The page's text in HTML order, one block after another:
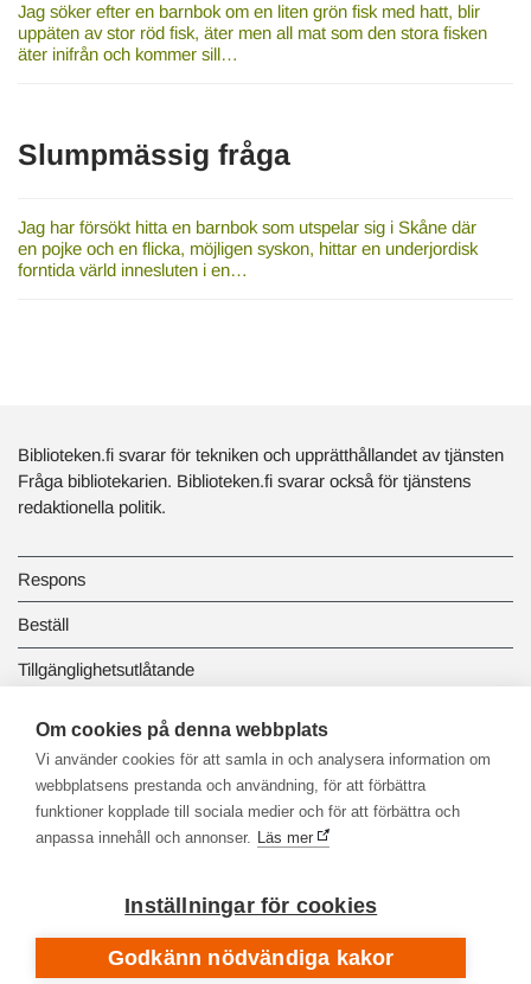
Jag söker efter en barnbok om en liten grön fisk med hatt, blir
uppäten av stor röd fisk, äter men all mat som den stora fisken
äter inifrån och kommer sill…
Slumpmässig fråga
Jag har försökt hitta en barnbok som utspelar sig i Skåne där
en pojke och en flicka, möjligen syskon, hittar en underjordisk
forntida värld innesluten i en…
Biblioteken.fi svarar för tekniken och upprätthållandet av tjänsten
Fråga bibliotekarien. Biblioteken.fi svarar också för tjänstens
redaktionella politik.
Respons
Beställ
Tillgänglighetsutlåtande
Dataskydd och registerbeskrivningar
Länkbiblioteket
Om cookies på denna webbplats
Vi använder cookies för att samla in och analysera information om
webbplatsens prestanda och användning, för att förbättra
funktioner kopplade till sociala medier och för att förbättra och
anpassa innehåll och annonser. Läs mer
Inställningar för cookies
Godkänn nödvändiga kakor